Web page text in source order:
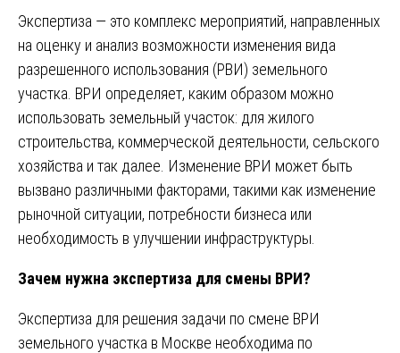
Экспертиза — это комплекс мероприятий, направленных
на оценку и анализ возможности изменения вида
разрешенного использования (РВИ) земельного
участка. ВРИ определяет, каким образом можно
использовать земельный участок: для жилого
строительства, коммерческой деятельности, сельского
хозяйства и так далее. Изменение ВРИ может быть
вызвано различными факторами, такими как изменение
рыночной ситуации, потребности бизнеса или
необходимость в улучшении инфраструктуры.
Зачем нужна экспертиза для смены ВРИ?
Экспертиза для решения задачи по смене ВРИ
земельного участка в Москве необходима по